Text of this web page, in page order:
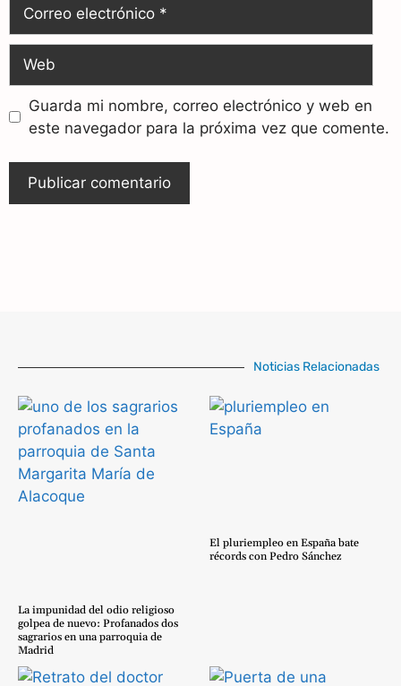
Guarda mi nombre, correo electrónico y web en
este navegador para la próxima vez que comente.
Noticias Relacionadas
La impunidad del odio religioso
golpea de nuevo: Profanados dos
sagrarios en una parroquia de
Madrid
El pluriempleo en España bate
récords con Pedro Sánchez